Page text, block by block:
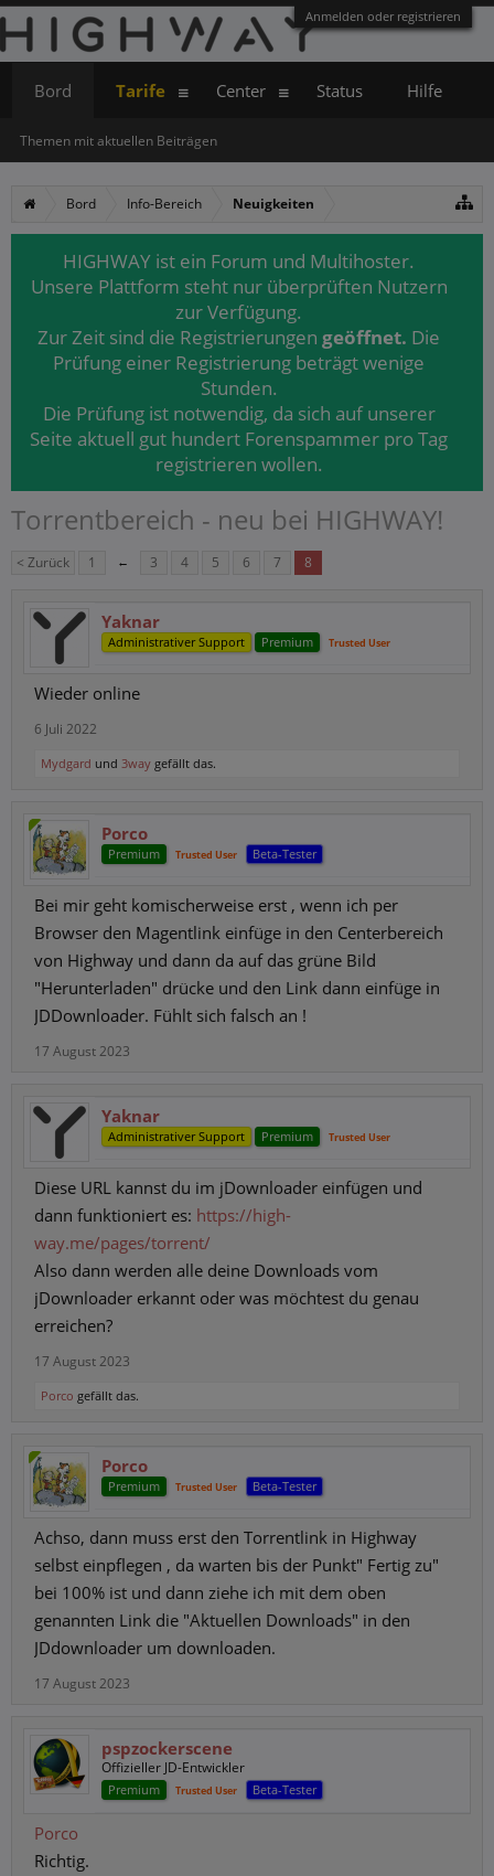
Anmelden oder registrieren
Bord Info-Bereich Neuigkeiten
HIGHWAY ist ein Forum und Multihoster.
Unsere Plattform steht nur überprüften Nutzern
zur Verfügung.
Zur Zeit sind die Registrierungen geöffnet. Die
Prüfung einer Registrierung beträgt wenige
Stunden.
Die Prüfung ist notwendig, da sich auf unserer
Seite aktuell gut hundert Forenspammer pro Tag
registrieren wollen.
Torrentbereich - neu bei HIGHWAY!
< Zurück 1 ← 3 4 5 6 7 8
Yaknar
Administrativer Support Premium Trusted User
Wieder online
6 Juli 2022
Mydgard und 3way gefällt das.
Porco
Premium Trusted User Beta-Tester
Bei mir geht komischerweise erst , wenn ich per
Browser den Magentlink einfüge in den Centerbereich
von Highway und dann da auf das grüne Bild
"Herunterladen" drücke und den Link dann einfüge in
JDDownloader. Fühlt sich falsch an !
17 August 2023
Yaknar
Administrativer Support Premium Trusted User
Diese URL kannst du im jDownloader einfügen und
dann funktioniert es: https://high-
way.me/pages/torrent/
Also dann werden alle deine Downloads vom
jDownloader erkannt oder was möchtest du genau
erreichen?
17 August 2023
Porco gefällt das.
Porco
Premium Trusted User Beta-Tester
Achso, dann muss erst den Torrentlink in Highway
selbst einpflegen , da warten bis der Punkt" Fertig zu"
bei 100% ist und dann ziehe ich mit dem oben
genannten Link die "Aktuellen Downloads" in den
JDdownloader um downloaden.
17 August 2023
pspzockerscene
Offizieller JD-Entwickler
Premium Trusted User Beta-Tester
Porco
Richtig.
Bord
Themen mit aktuellen Beiträgen
Tarife Center Status Hilfe